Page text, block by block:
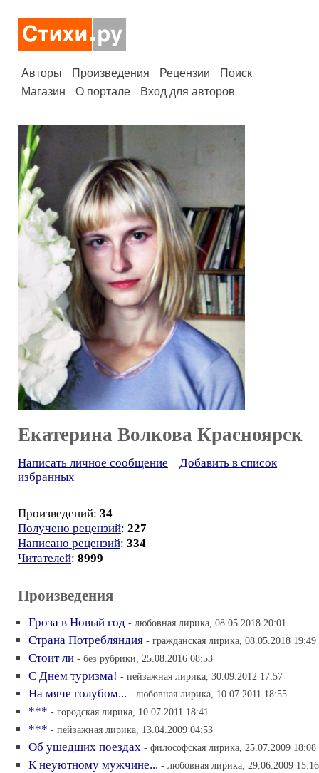
Авторы Произведения Рецензии
Поиск
Магазин
О портале Вход для авторов
Екатерина Волкова Красноярск
Написать личное сообщение
Добавить в список
избранных
Произведений: 34
Получено рецензий: 227
Написано рецензий: 334
Читателей: 8999
Произведения
Гроза в Новый год - любовная лирика, 08.05.2018 20:01
Страна Потребляндия - гражданская лирика, 08.05.2018 19:49
Стоит ли - без рубрики, 25.08.2016 08:53
С Днём туризма! - пейзажная лирика, 30.09.2012 17:57
На мяче голубом... - любовная лирика, 10.07.2011 18:55
*** - городская лирика, 10.07.2011 18:41
*** - пейзажная лирика, 13.04.2009 04:53
Об ушедших поездах - философская лирика, 25.07.2009 18:08
К неуютному мужчине... - любовная лирика, 29.06.2009 15:16